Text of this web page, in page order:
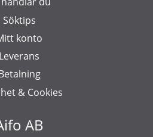
AB
Söktips
konto
Leverans
& Cookies